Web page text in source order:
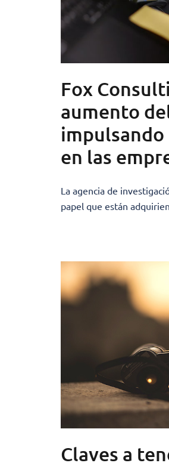
Fox
aumento
en las
La agencia de
papel que están
Claves a